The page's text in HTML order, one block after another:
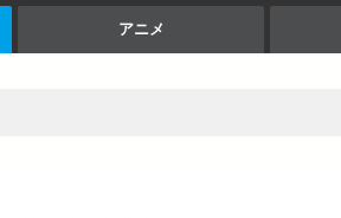
アニメ